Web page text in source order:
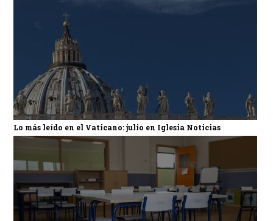
Lo más leído en el Vaticano: julio en Iglesia Noticias